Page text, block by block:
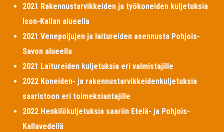
2021 Rakennustarvikkeiden ja työkoneiden kuljetuksia
Ison-Kallan alueella
2021 Venepoijujen ja laitureiden asennusta Pohjois-
Savon alueella
2021 Laitureiden kuljetuksia eri valmistajille
2022 Koneiden- ja rakennustarvikkeidenkuljetuksia
saaristoon eri toimeksiantajille
2022 Henkilökuljetuksia saariin Etelä- ja Pohjois-
Kallavedellä